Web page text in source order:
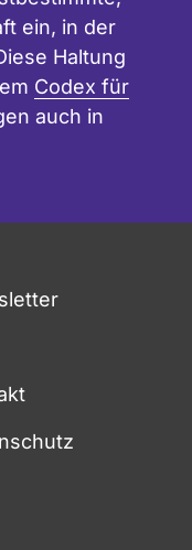
ein, in der
Haltung
Codex für
auch in